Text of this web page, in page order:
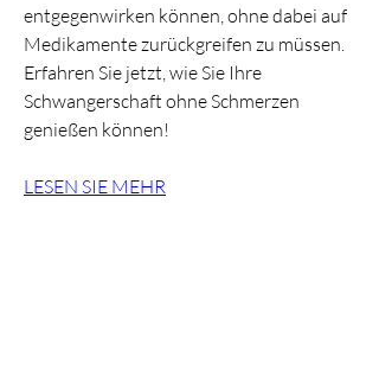
entgegenwirken können, ohne dabei auf
Medikamente zurückgreifen zu müssen.
Erfahren Sie jetzt, wie Sie Ihre
Schwangerschaft ohne Schmerzen
genießen können!
LESEN SIE MEHR